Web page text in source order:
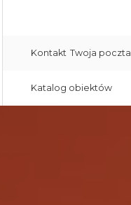
Kontakt Twoja poczta
Katalog obiektów